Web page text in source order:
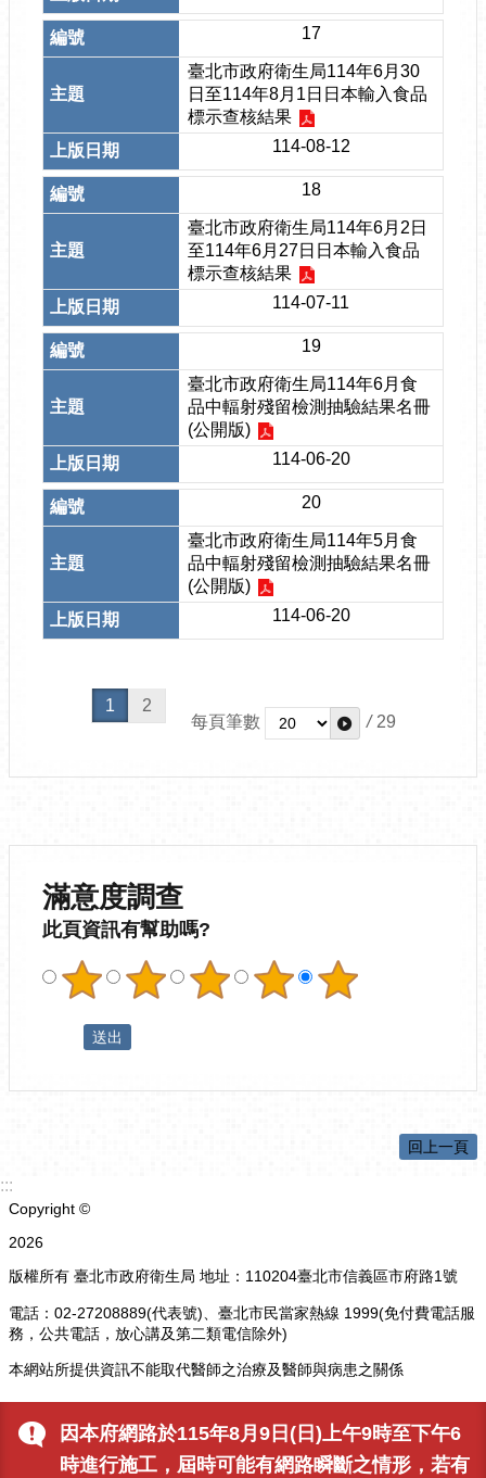
因本府網路於115年8月9日(日)上午9時至下午6
時進行施工，屆時可能有網路瞬斷之情形，若有
17
臺北市政府衛生局114年6月30
日至114年8月1日日本輸入食品
標示查核結果
114-08-12
18
臺北市政府衛生局114年6月2日
至114年6月27日日本輸入食品
標示查核結果
114-07-11
19
臺北市政府衛生局114年6月食
品中輻射殘留檢測抽驗結果名冊
(公開版)
114-06-20
20
臺北市政府衛生局114年5月食
品中輻射殘留檢測抽驗結果名冊
(公開版)
114-06-20
1
2
每頁筆數
/ 29
滿意度調查
此頁資訊有幫助嗎?
回上一頁
:::
Copyright ©
2026
版權所有 臺北市政府衛生局 地址：110204臺北市信義區市府路1號
電話：02-27208889(代表號)、臺北市民當家熱線 1999(免付費電話服
務，公共電話，放心講及第二類電信除外)
本網站所提供資訊不能取代醫師之治療及醫師與病患之關係
瀏覽人次
3661